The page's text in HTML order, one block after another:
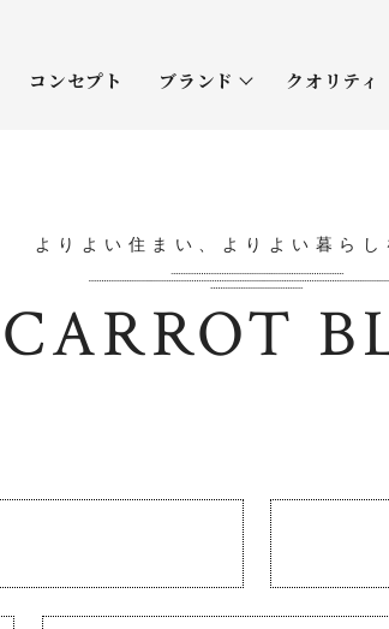
コンセプト ブランド
平屋
クオリティ
よりよい住まい、よりよい暮らし
CARROT